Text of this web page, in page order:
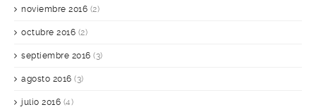
noviembre 2016 (2)
octubre 2016 (2)
septiembre 2016 (3)
agosto 2016 (3)
julio 2016 (4)